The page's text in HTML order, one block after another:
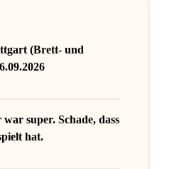
(Brett- und
super. Schade, dass
hat.